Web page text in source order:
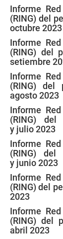
Informe
(RING) del
octubre 2023
Informe
(RING) del
setiembre
Informe
(RING) del
agosto 2023
Informe
(RING) del
y julio 2023
Informe
(RING) del
y junio 2023
Informe
(RING) del
2023
Informe
(RING) del
abril 2023